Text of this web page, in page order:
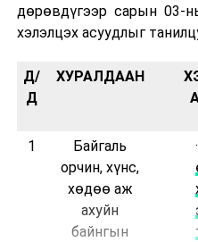
дөрөвдүгээр сарын 03-
хэлэлцэх асуудлыг
Д/
Д
ХУРАЛДААН
1
Байгаль
орчин, хүнс,
хөдөө аж
ахуйн
байнгын
·